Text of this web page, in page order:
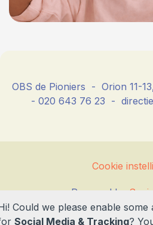
OBS de Pioniers - Orion 11-
- 020 643 76 23 -
Cookie
Powered by
Could we please enable some
Social Media & Tracking?